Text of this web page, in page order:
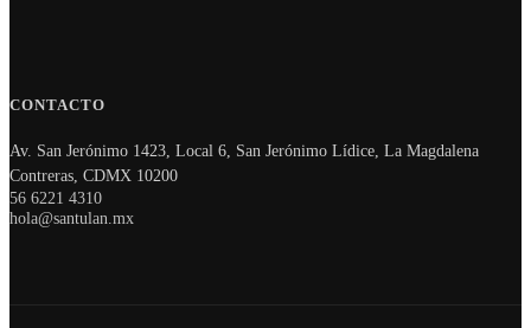
CONTACTO
Av. San Jerónimo 1423, Local 6, San Jerónimo Lídice, La Magdalena
Contreras, CDMX 10200
56 6221 4310
hola@santulan.mx